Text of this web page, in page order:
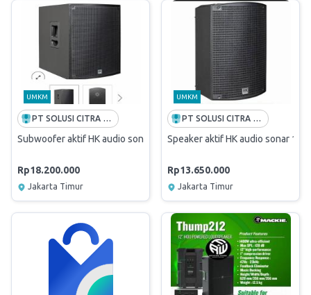
UMKM
PT SOLUSI CITRA OPPORTUNITY -FREE ONGKIR INDONESIA
Subwoofer aktif HK audio sonar 115 sub D/Sub HK audio 15 in
Rp18.200.000
Jakarta Timur
UMKM
PT SOLUSI CITRA OPPORTUNITY -FREE ONGKIR INDONESIA
Speaker aktif HK audio sonar
Rp13.650.000
Jakarta Timur